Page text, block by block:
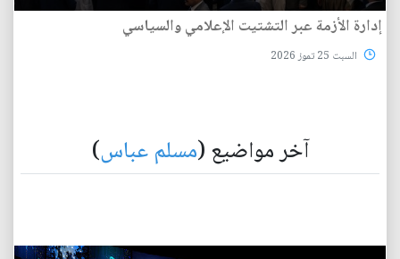
إدارة الأزمة عبر التشتيت الإعلامي والسياسي
السبت 25 تموز 2026
آخر مواضيع (مسلم عباس)